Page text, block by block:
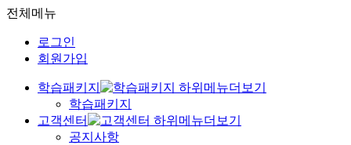
전체메뉴
로그인
회원가입
학습패키지
학습패키지
고객센터
공지사항